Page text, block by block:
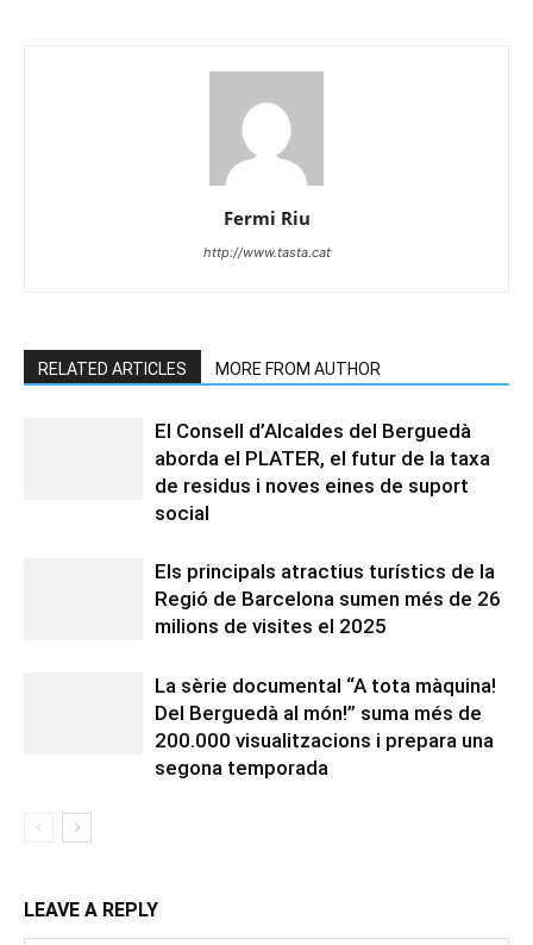
Fermi Riu
http://www.tasta.cat
RELATED ARTICLES MORE FROM AUTHOR
El Consell d’Alcaldes del Berguedà
aborda el PLATER, el futur de la taxa
de residus i noves eines de suport
social
Els principals atractius turístics de la
Regió de Barcelona sumen més de 26
milions de visites el 2025
La sèrie documental “A tota màquina!
Del Berguedà al món!” suma més de
200.000 visualitzacions i prepara una
segona temporada
LEAVE A REPLY